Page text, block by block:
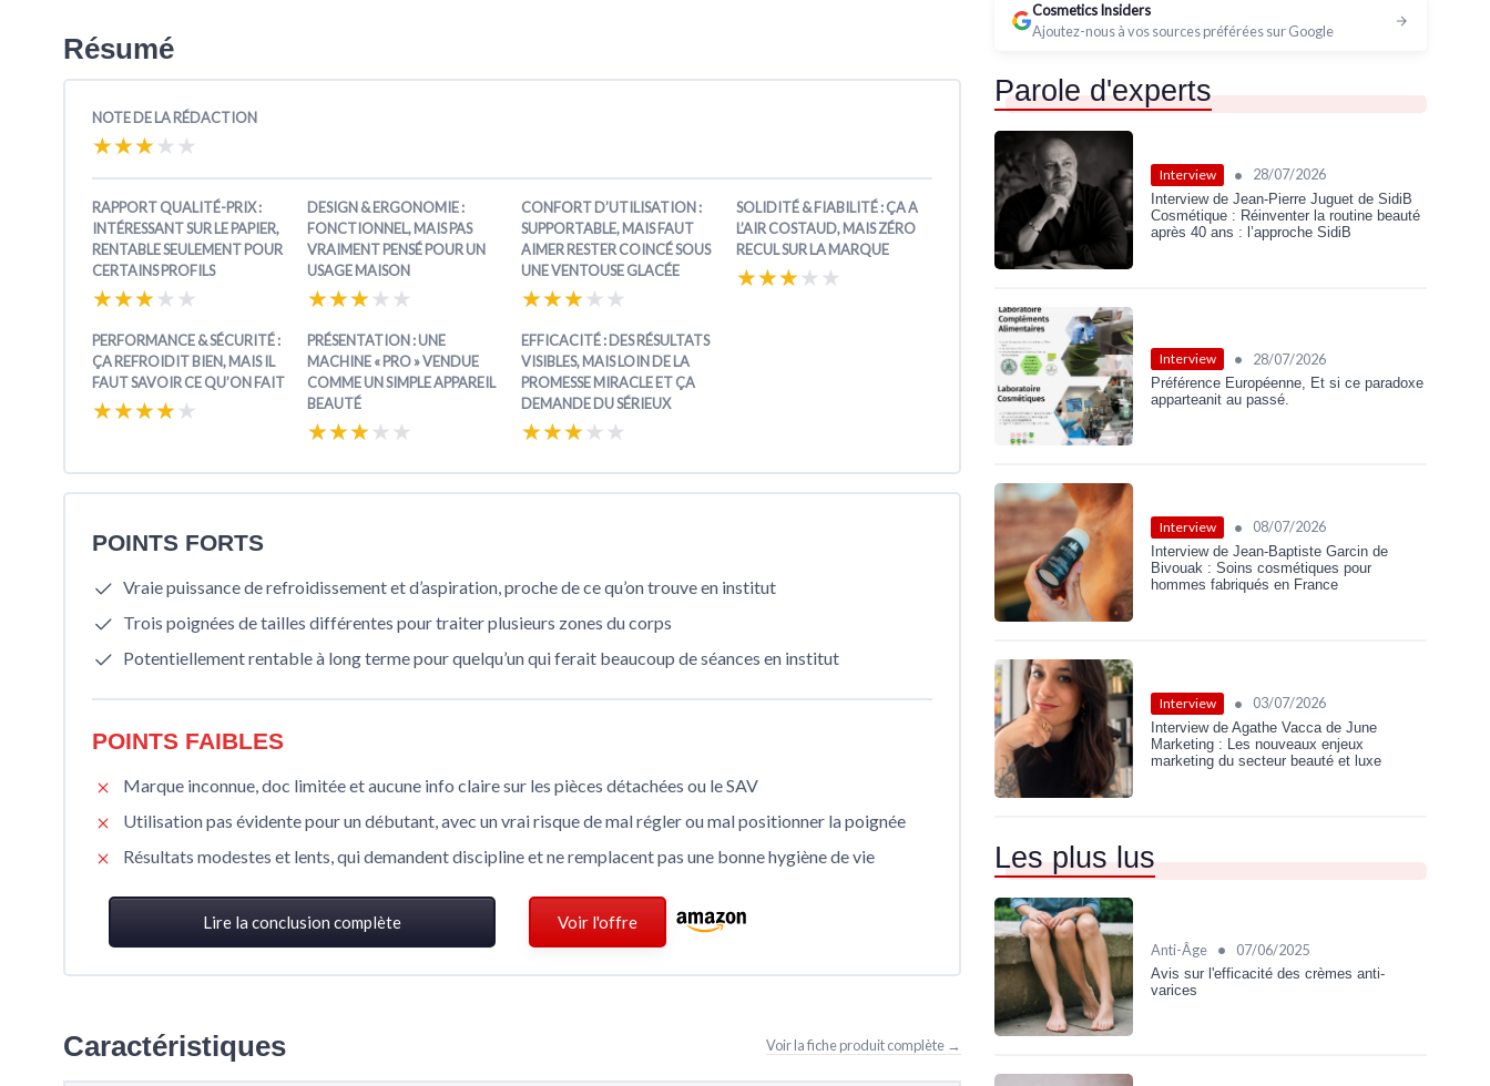
Résumé
NOTE DE LA RÉDACTION
★★★★★
★★★★★
RAPPORT QUALITÉ-PRIX :
INTÉRESSANT SUR LE PAPIER,
RENTABLE SEULEMENT POUR
CERTAINS PROFILS
★★★★★
★★★★★
DESIGN & ERGONOMIE :
FONCTIONNEL, MAIS PAS
VRAIMENT PENSÉ POUR UN
USAGE MAISON
★★★★★
★★★★★
CONFORT D’UTILISATION :
SUPPORTABLE, MAIS FAUT
AIMER RESTER COINCÉ SOUS
UNE VENTOUSE GLACÉE
★★★★★
★★★★★
SOLIDITÉ & FIABILITÉ : ÇA A
L’AIR COSTAUD, MAIS ZÉRO
RECUL SUR LA MARQUE
★★★★★
★★★★★
PERFORMANCE & SÉCURITÉ :
ÇA REFROIDIT BIEN, MAIS IL
FAUT SAVOIR CE QU’ON FAIT
★★★★★
★★★★★
PRÉSENTATION : UNE
MACHINE « PRO » VENDUE
COMME UN SIMPLE APPAREIL
BEAUTÉ
★★★★★
★★★★★
EFFICACITÉ : DES RÉSULTATS
VISIBLES, MAIS LOIN DE LA
PROMESSE MIRACLE ET ÇA
DEMANDE DU SÉRIEUX
★★★★★
★★★★★
POINTS FORTS
Vraie puissance de refroidissement et d’aspiration, proche de ce qu’on trouve en institut
Trois poignées de tailles différentes pour traiter plusieurs zones du corps
Potentiellement rentable à long terme pour quelqu’un qui ferait beaucoup de séances en institut
POINTS FAIBLES
Marque inconnue, doc limitée et aucune info claire sur les pièces détachées ou le SAV
Utilisation pas évidente pour un débutant, avec un vrai risque de mal régler ou mal positionner la poignée
Résultats modestes et lents, qui demandent discipline et ne remplacent pas une bonne hygiène de vie
Lire la conclusion complète Voir l'offre
Caractéristiques Voir la fiche produit complète →
Cosmetics Insiders
Ajoutez-nous à vos sources préférées sur Google
Parole d'experts
Interview • 28/07/2026
Interview de Jean-Pierre Juguet de SidiB
Cosmétique : Réinventer la routine beauté
après 40 ans : l’approche SidiB
Interview • 28/07/2026
Préférence Européenne, Et si ce paradoxe
apparteanit au passé.
Interview • 08/07/2026
Interview de Jean-Baptiste Garcin de
Bivouak : Soins cosmétiques pour
hommes fabriqués en France
Interview • 03/07/2026
Interview de Agathe Vacca de June
Marketing : Les nouveaux enjeux
marketing du secteur beauté et luxe
Les plus lus
Anti-Âge • 07/06/2025
Avis sur l'efficacité des crèmes anti-
varices